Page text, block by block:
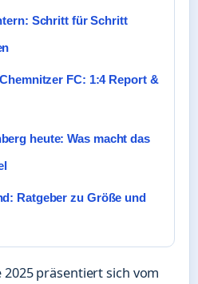
Schritt für Schritt
FC: 1:4 Report &
heute: Was macht das
Ratgeber zu Größe und
2025 präsentiert sich vom